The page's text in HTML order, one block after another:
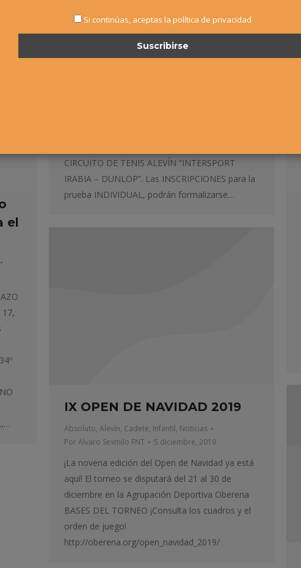
el
17,
inscripción para el 1º Torneo
PorAlvaro Sexmilo FNT
CIRCUITO DE TENIS ALEVÍN “INTERSPORT
IRABIA – DUNLOP”. Las INSCRIPCIONES para la
prueba INDIVIDUAL, podrán formalizarse…
IX OPEN DE NAVIDAD 2019
Absoluto, Alevín, Cadete, Infantil, Noticias
PorAlvaro Sexmilo FNT 5 diciembre, 2019
¡La novena edición del Open de Navidad ya está
aquí! El torneo se disputará del 21 al 30 de
diciembre en la Agrupación Deportiva Oberena
BASES DEL TORNEO ¡Consulta los cuadros y el
orden de juego!
http://oberena.org/open_navidad_2019/
Si continúas, aceptas la política de privacidad